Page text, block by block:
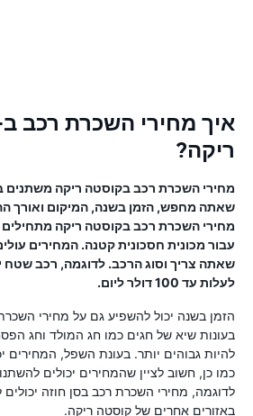
איך מחירי השכרת רכב
ריקה?
מחירי השכרת רכב בקוסטה ריקה
שאתה מחפש, הזמן בשנה, המיקום ואורך
עבור מכונית חסכונית קטנה. המחירים
לעלות עד 100 דולר ליום.
הזמן בשנה יכול להשפיע גם על מחירי
בעונות שיא של חגים כמו חג המולד וחג
להיות גבוהים יותר. בעונת השפל, המחירים
כמו כן, חשוב לציין שהמחירים יכולים
לדוגמה, מחירי השכרת רכב בסן חוזה
באזורים אחרים של קוסטה ריקה.